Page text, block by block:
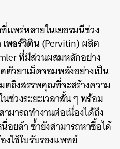
แพร่หลายในเยอรมนีช่วง
เพอร์วิติน(Pervitin) ผลิต
ที่มีส่วนผสมหลักอย่าง
ตัวยาเม็ดจอมพลังอย่างเป็น
ตถึงสรรพคุณที่จะสร้างความ
ช่วงระยะเวลาสั้น ๆ พร้อม
มารถทำงานต่อเนื่องได้ถึง
อยล้า ซ้ำยังสามารถหาซื้อได้
งใช้ใบรับรองแพทย์